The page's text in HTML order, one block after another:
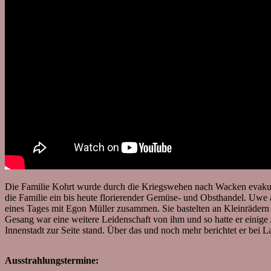
Die Familie Kohrt wurde durch die Kriegswehen nach Wacken
die Familie ein bis heute florierender Gemüse- und Obsthandel.
eines Tages mit Egon Müller zusammen. Sie bastelten an
Gesang war eine weitere Leidenschaft von ihm und so hatte er
Innenstadt zur Seite stand. Über das und noch mehr berichtet er bei
Ausstrahlungstermine: